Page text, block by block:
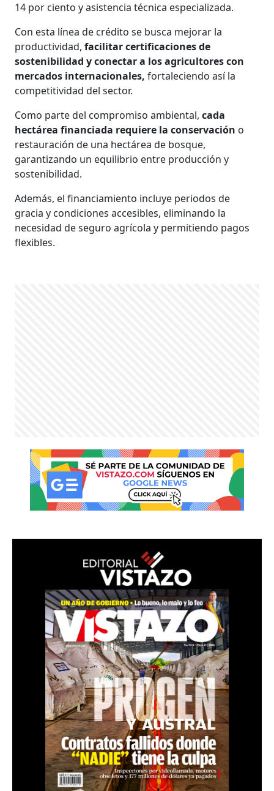
14 por ciento y asistencia técnica especializada.
Con esta línea de crédito se busca mejorar la
productividad,facilitar certificaciones de
sostenibilidad y conectar a los agricultores con
mercados internacionales, fortaleciendo así la
competitividad del sector.
Como parte del compromiso ambiental,cada
hectárea financiada requiere la conservación o
restauración de una hectárea de bosque,
garantizando un equilibrio entre producción y
sostenibilidad.
Además, el financiamiento incluye periodos de
gracia y condiciones accesibles, eliminando la
necesidad de seguro agrícola y permitiendo pagos
flexibles.